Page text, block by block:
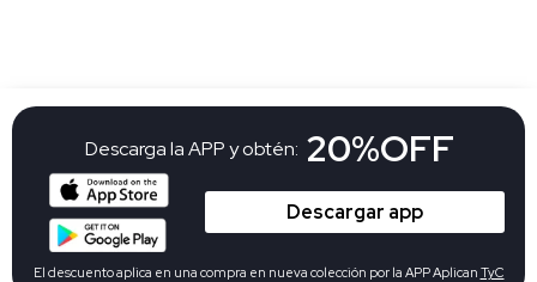
Descarga la APP y obtén: 20%OFF
Descargar app
El descuento aplica en una compra en nueva colección por la APP Aplican TyC